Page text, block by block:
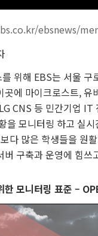
ebsnews/
위해 EBS는 서울 구
곳에 마이크로스트, 유
CNS 등 민간기업 IT
을 모니터링 하고 실
다 많은 학생들을 원
버 구축과 운영에 힘쓰
한 모니터링 표준 –